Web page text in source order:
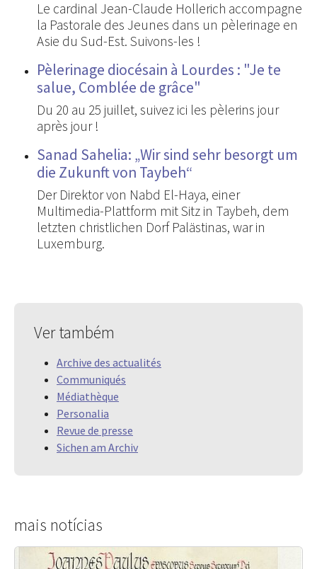
Le cardinal Jean-Claude Hollerich accompagne
la Pastorale des Jeunes dans un pèlerinage en
Asie du Sud-Est. Suivons-les !
Pèlerinage diocésain à Lourdes : "Je te
salue, Comblée de grâce"
Du 20 au 25 juillet, suivez ici les pèlerins jour
après jour !
Sanad Sahelia: „Wir sind sehr besorgt um
die Zukunft von Taybeh“
Der Direktor von Nabd El-Haya, einer
Multimedia-Plattform mit Sitz in Taybeh, dem
letzten christlichen Dorf Palästinas, war in
Luxemburg.
Ver também
Archive des actualités
Communiqués
Médiathèque
Personalia
Revue de presse
Sichen am Archiv
mais notícias